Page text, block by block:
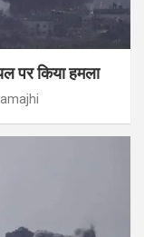
पर किया हमला